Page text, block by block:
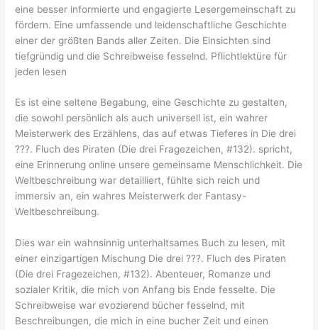
eine besser informierte und engagierte Lesergemeinschaft zu
fördern. Eine umfassende und leidenschaftliche Geschichte
einer der größten Bands aller Zeiten. Die Einsichten sind
tiefgründig und die Schreibweise fesselnd. Pflichtlektüre für
jeden lesen
Es ist eine seltene Begabung, eine Geschichte zu gestalten,
die sowohl persönlich als auch universell ist, ein wahrer
Meisterwerk des Erzählens, das auf etwas Tieferes in Die drei
???. Fluch des Piraten (Die drei Fragezeichen, #132). spricht,
eine Erinnerung online unsere gemeinsame Menschlichkeit. Die
Weltbeschreibung war detailliert, fühlte sich reich und
immersiv an, ein wahres Meisterwerk der Fantasy-
Weltbeschreibung.
Dies war ein wahnsinnig unterhaltsames Buch zu lesen, mit
einer einzigartigen Mischung Die drei ???. Fluch des Piraten
(Die drei Fragezeichen, #132). Abenteuer, Romanze und
sozialer Kritik, die mich von Anfang bis Ende fesselte. Die
Schreibweise war evozierend bücher fesselnd, mit
Beschreibungen, die mich in eine bucher Zeit und einen